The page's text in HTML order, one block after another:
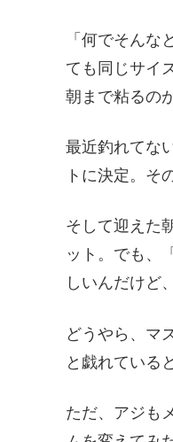
「何でそん
ても同じサイ
朝まで粘るの
最近釣れてな
トに決定。そ
そして迎えた
ット。でも、
しいんだけど
どうやら、マ
と戯れている
ただ、アジも